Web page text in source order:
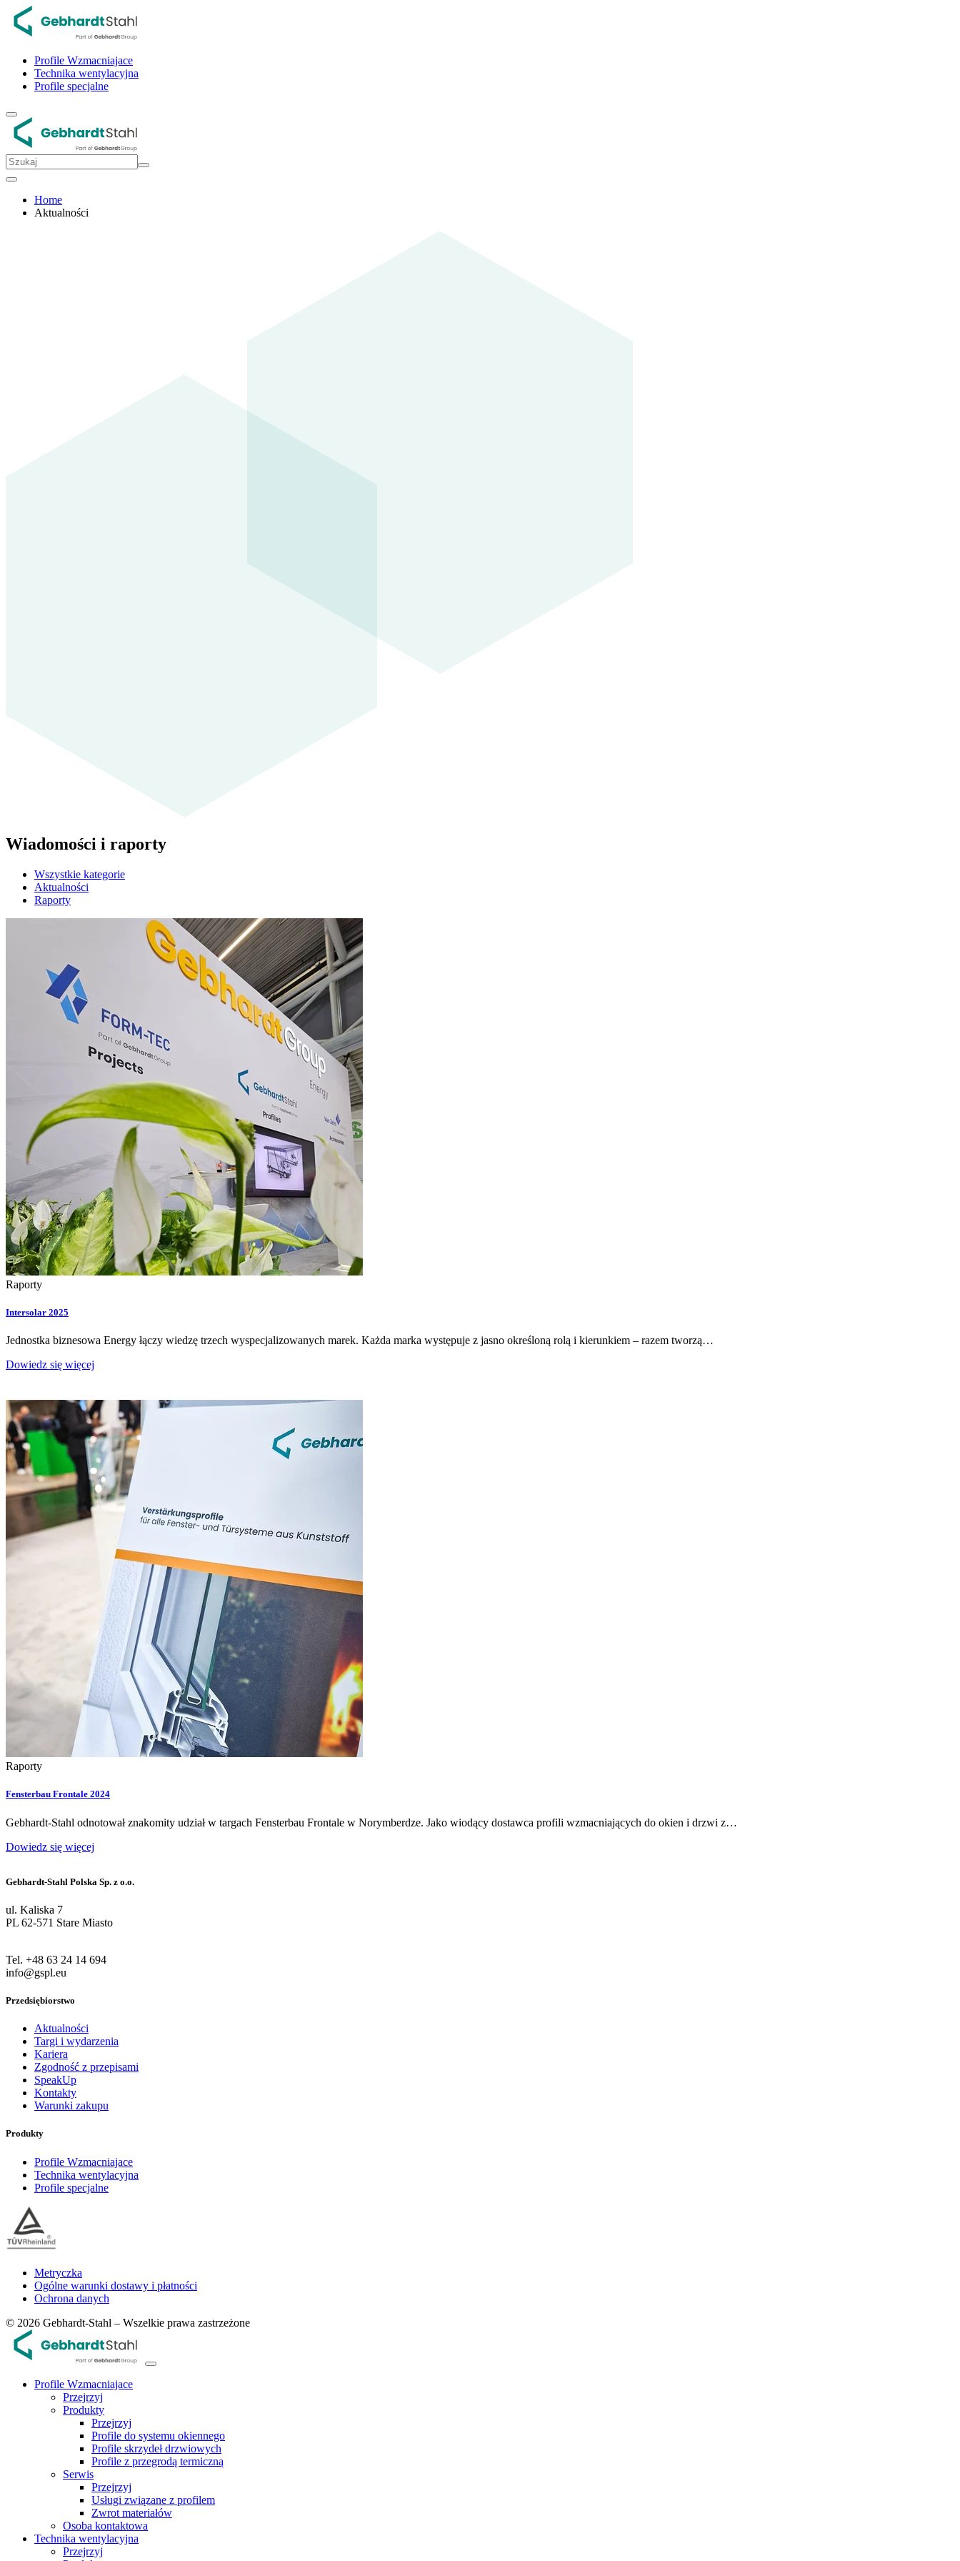
Profile Wzmacniajace
Technika wentylacyjna
Profile specjalne
Home
Aktualności
Wiadomości i raporty
Wszystkie kategorie
Aktualności
Raporty
Raporty
Intersolar 2025
Jednostka biznesowa Energy łączy wiedzę trzech wyspecjalizowanych marek. Każda marka występuje z jasno określoną rolą i kierunkiem – razem tworzą…
Dowiedz się więcej
Raporty
Fensterbau Frontale 2024
Gebhardt-Stahl odnotował znakomity udział w targach Fensterbau Frontale w Norymberdze. Jako wiodący dostawca profili wzmacniających do okien i drzwi z…
Dowiedz się więcej
Gebhardt-Stahl Polska Sp. z o.o.
ul. Kaliska 7
PL 62-571 Stare Miasto
Tel. +48 63 24 14 694
info@gspl.eu
Przedsiębiorstwo
Aktualności
Targi i wydarzenia
Kariera
Zgodność z przepisami
SpeakUp
Kontakty
Warunki zakupu
Produkty
Profile Wzmacniajace
Technika wentylacyjna
Profile specjalne
Metryczka
Ogólne warunki dostawy i płatności
Ochrona danych
© 2026 Gebhardt-Stahl – Wszelkie prawa zastrzeżone
Profile Wzmacniajace
Przejrzyj
Produkty
Przejrzyj
Profile do systemu okiennego
Profile skrzydeł drzwiowych
Profile z przegrodą termiczną
Serwis
Przejrzyj
Usługi związane z profilem
Zwrot materiałów
Osoba kontaktowa
Technika wentylacyjna
Przejrzyj